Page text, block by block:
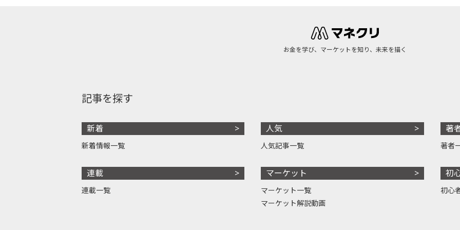
お金を学び、マーケットを知り、未来を描く
記事を探す
新着
新着情報一覧
連載
連載一覧
人気
人気記事一覧
マーケット
マーケット一覧
マーケット解説動画
著
著者
初
初心